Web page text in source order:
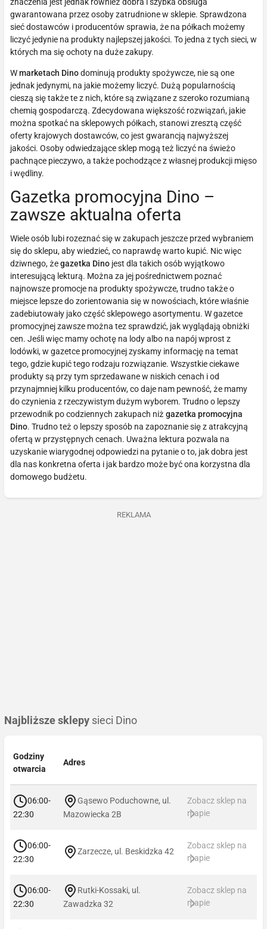
gwarantowana przez osoby zatrudnione w sklepie. Sprawdzona
sieć dostawców i producentów sprawia, że na półkach możemy
liczyć jedynie na produkty najlepszej jakości. To jedna z tych sieci, w
których ma się ochoty na duże zakupy.
Wmarketach Dinodominują produkty spożywcze, nie są one
jednak jedynymi, na jakie możemy liczyć. Dużą popularnością
cieszą się także te z nich, które są związane z szeroko rozumianą
chemią gospodarczą. Zdecydowana większość rozwiązań, jakie
można spotkać na sklepowych półkach, stanowi zresztą część
oferty krajowych dostawców, co jest gwarancją najwyższej
jakości. Osoby odwiedzające sklep mogą też liczyć na świeżo
pachnące pieczywo, a także pochodzące z własnej produkcji mięso
i wędliny.
Gazetka promocyjna Dino –
zawsze aktualna oferta
Wiele osób lubi rozeznać się w zakupach jeszcze przed wybraniem
się do sklepu, aby wiedzieć, co naprawdę warto kupić. Nic więc
dziwnego, żegazetka Dino jest dla takich osób wyjątkowo
interesującą lekturą. Można za jej pośrednictwem poznać
najnowsze promocje na produkty spożywcze, trudno także o
miejsce lepsze do zorientowania się w nowościach, które właśnie
zadebiutowały jako część sklepowego asortymentu. W gazetce
promocyjnej zawsze można tez sprawdzić, jak wyglądają obniżki
cen. Jeśli więc mamy ochotę na lody albo na napój wprost z
lodówki, w gazetce promocyjnej zyskamy informację na temat
tego, gdzie kupić tego rodzaju rozwiązanie. Wszystkie ciekawe
produkty są przy tym sprzedawane w niskich cenach i od
przynajmniej kilku producentów, co daje nam pewność, że mamy
do czynienia z rzeczywistym dużym wyborem. Trudno o lepszy
przewodnik po codziennych zakupach niż gazetka promocyjna
Dino. Trudno też o lepszy sposób na zapoznanie się z atrakcyjną
ofertą w przystępnych cenach. Uważna lektura pozwala na
uzyskanie wiarygodnej odpowiedzi na pytanie o to, jak dobra jest
dla nas konkretna oferta i jak bardzo może być ona korzystna dla
domowego budżetu.
REKLAMA
Najbliższe sklepy sieci Dino
Godziny
otwarcia
Adres
06:00-
22:30
Gąsewo Poduchowne, ul.
Mazowiecka 2B
Zobacz sklep na
mapie
06:00-
22:30
Zarzecze, ul. Beskidzka 42
Zobacz sklep na
mapie
06:00-
22:30
Rutki-Kossaki, ul.
Zawadzka 32
Zobacz sklep na
mapie